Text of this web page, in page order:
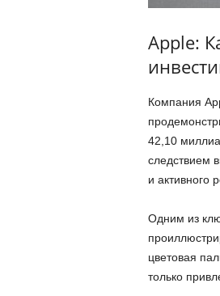
Apple:
Компания
42,10
следствием
и активного
Одним из
цветовая
только